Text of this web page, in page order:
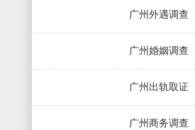
广州外遇调查
广州婚姻调查
广州出轨取证
广州商务调查